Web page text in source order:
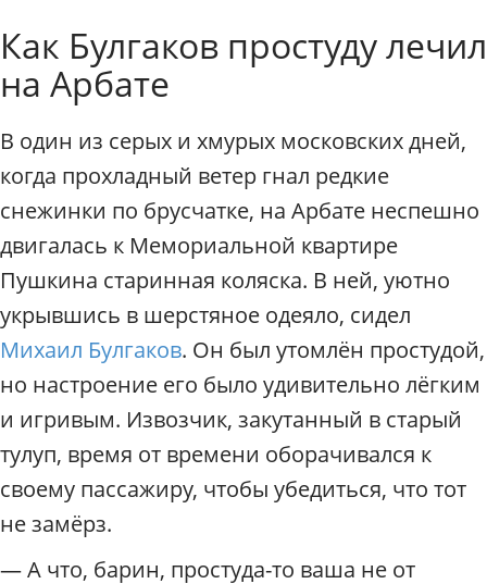
с
к
у
с
и
и
п
о
М
о
к
в
.
Г
д
п
о
Индивидуальные
Как Булгаков простуду лечил
на Арбате
В один из серых и хмурых московских дней,
когда прохладный ветер гнал редкие
снежинки по брусчатке, на Арбате неспешно
двигалась к Мемориальной квартире
Пушкина старинная коляска. В ней, уютно
укрывшись в шерстяное одеяло, сидел
Михаил Булгаков. Он был утомлён простудой,
но настроение его было удивительно лёгким
и игривым. Извозчик, закутанный в старый
тулуп, время от времени оборачивался к
своему пассажиру, чтобы убедиться, что тот
не замёрз.
— А что, барин, простуда-то ваша не от